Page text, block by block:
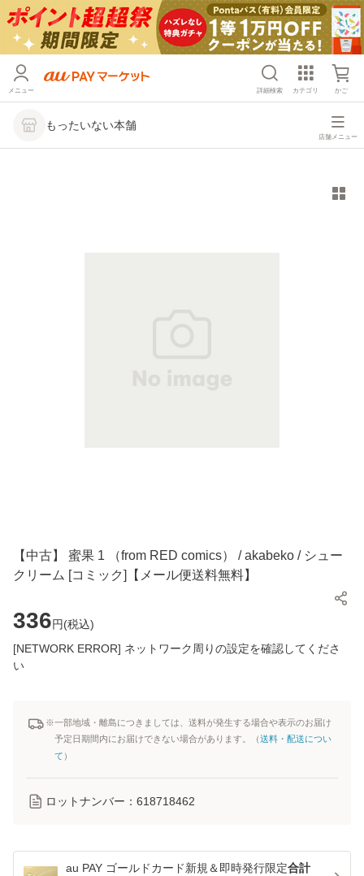
メニュー 詳細検索 カテゴリ かご
もったいない本舗
店舗メニュー
【中古】 蜜果 1 （from RED comics） / akabeko / シュー
クリーム [コミック]【メール便送料無料】
336円(税込)
[NETWORK ERROR] ネットワーク周りの設定を確認してくださ
い
※一部地域・離島につきましては、送料が発生する場合や表示のお届け
予定日期間内にお届けできない場合があります。（送料・配送につい
て ）
ロットナンバー： 618718462
au PAY ゴールドカード新規＆即時発行限定合計